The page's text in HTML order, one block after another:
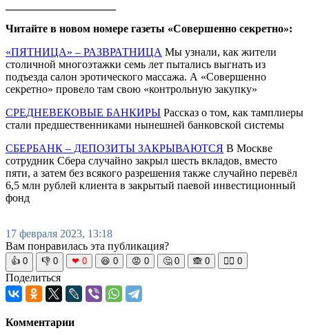
Читайте в новом номере газеты «Совершенно секретно»:
«ПЯТНИЦА» – РАЗВРАТНИЦА Мы узнали, как жители
столичной многоэтажки семь лет пытались выгнать из
подъезда салон эротического массажа. А «Совершенно
секретно» провело там свою «контрольную закупку»
СРЕДНЕВЕКОВЫЕ БАНКИРЫ Рассказ о том, как тамплиеры
стали предшественниками нынешней банковской системы
СБЕРБАНК – ДЕПОЗИТЫ ЗАКРЫВАЮТСЯ В Москве
сотрудник Сбера случайно закрыл шесть вкладов, вместо
пяти, а затем без всякого разрешения также случайно перевёл
6,5 млн рублей клиента в закрытый паевой инвестиционный
фонд
17 февраля 2023, 13:18
Вам понравилась эта публикация?
👍 0 👎 0 ❤ 0 😆 0 😡 0 🤔 0 🙈 0 🧘‍♀️ 0
Поделиться
Комментарии